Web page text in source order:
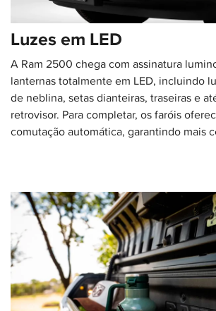
Luzes em LED
A Ram 2500 chega com assinatura
lanternas totalmente em LED, incluindo
de neblina, setas dianteiras, traseiras e
retrovisor. Para completar, os faróis
comutação automática, garantindo mais